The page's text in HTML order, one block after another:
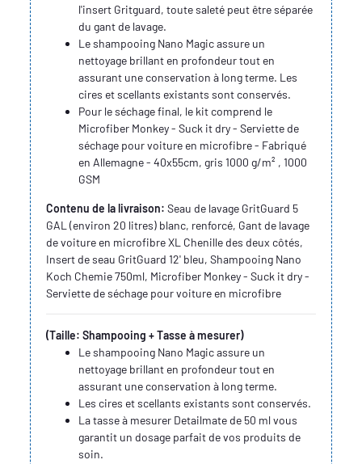
l'insert Gritguard, toute saleté peut être séparée
du gant de lavage.
Le shampooing Nano Magic assure un
nettoyage brillant en profondeur tout en
assurant une conservation à long terme. Les
cires et scellants existants sont conservés.
Pour le séchage final, le kit comprend le
Microfiber Monkey - Suck it dry - Serviette de
séchage pour voiture en microfibre - Fabriqué
en Allemagne - 40x55cm, gris 1000 g/m² , 1000
GSM
Contenu de la livraison: Seau de lavage GritGuard 5
GAL (environ 20 litres) blanc, renforcé, Gant de lavage
de voiture en microfibre XL Chenille des deux côtés,
Insert de seau GritGuard 12' bleu, Shampooing Nano
Koch Chemie 750ml, Microfiber Monkey - Suck it dry -
Serviette de séchage pour voiture en microfibre
(Taille: Shampooing + Tasse à mesurer)
Le shampooing Nano Magic assure un
nettoyage brillant en profondeur tout en
assurant une conservation à long terme.
Les cires et scellants existants sont conservés.
La tasse à mesurer Detailmate de 50 ml vous
garantit un dosage parfait de vos produits de
soin.